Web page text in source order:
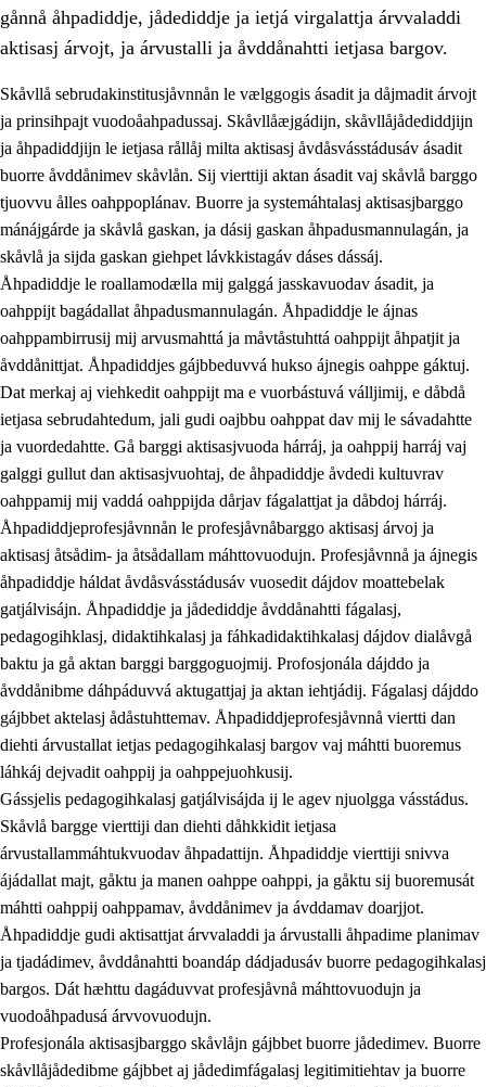
3. Prinsihpa skåvlå dåjmajda
3.1 Sebrudahtte oahppambirás
3.2 Åhpadibme ja hiebadum åhpadus
3.3 Aktisasjbarggo sijda ja skåvlå gaskan
3.4 Åhpadus åhpadusvidnudagán ja barggoiellemin
3.5 Profesjåvnåaktisasjvuohta ja skåvllååvddånibme
gånnå åhpadiddje, jådediddje ja ietjá virgalattja árvvaladdi
aktisasj árvojt, ja árvustalli ja åvddånahtti ietjasa bargov.
Skåvllå sebrudakinstitusjåvnnån le vælggogis ásadit ja dåjmadit árvojt
ja prinsihpajt vuodoåahpadussaj. Skåvllåæjgádijn, skåvllåjådediddjijn
ja åhpadiddjijn le ietjasa rållåj milta aktisasj åvdåsvásstádusáv ásadit
buorre åvddånimev skåvlån. Sij vierttiji aktan ásadit vaj skåvlå barggo
tjuovvu ålles oahppoplánav. Buorre ja systemáhtalasj aktisasjbarggo
mánájgárde ja skåvlå gaskan, ja dásij gaskan åhpadusmannulagán, ja
skåvlå ja sijda gaskan giehpet lávkkistagáv dáses dássáj.
Åhpadiddje le roallamodælla mij galggá jasskavuodav ásadit, ja
oahppijt bagádallat åhpadusmannulagán. Åhpadiddje le ájnas
oahppambirrusij mij arvusmahttá ja måvtåstuhttá oahppijt åhpatjit ja
åvddånittjat. Åhpadiddjes gájbbeduvvá hukso ájnegis oahppe gáktuj.
Dat merkaj aj viehkedit oahppijt ma e vuorbástuvá válljimij, e dåbdå
ietjasa sebrudahtedum, jali gudi oajbbu oahppat dav mij le sávadahtte
ja vuordedahtte. Gå barggi aktisasjvuoda hárráj, ja oahppij harráj vaj
galggi gullut dan aktisasjvuohtaj, de åhpadiddje åvdedi kultuvrav
oahppamij mij vaddá oahppijda dårjav fágalattjat ja dåbdoj hárráj.
Åhpadiddjeprofesjåvnnån le profesjåvnåbarggo aktisasj árvoj ja
aktisasj åtsådim- ja åtsådallam máhttovuodujn. Profesjåvnnå ja ájnegis
åhpadiddje háldat åvdåsvásstádusáv vuosedit dájdov moattebelak
gatjálvisájn. Åhpadiddje ja jådediddje åvddånahtti fágalasj,
pedagogihklasj, didaktihkalasj ja fáhkadidaktihkalasj dájdov dialåvgå
baktu ja gå aktan barggi barggoguojmij. Profosjonála dájddo ja
åvddånibme dáhpáduvvá aktugattjaj ja aktan iehtjádij. Fágalasj dájddo
gájbbet aktelasj ådåstuhttemav. Åhpadiddjeprofesjåvnnå viertti dan
diehti árvustallat ietjas pedagogihkalasj bargov vaj máhtti buoremus
láhkáj dejvadit oahppij ja oahppejuohkusij.
Gássjelis pedagogihkalasj gatjálvisájda ij le agev njuolgga vásstádus.
Skåvlå bargge vierttiji dan diehti dåhkkidit ietjasa
árvustallammáhtukvuodav åhpadattijn. Åhpadiddje vierttiji snivva
ájádallat majt, gåktu ja manen oahppe oahppi, ja gåktu sij buoremusát
máhtti oahppij oahppamav, åvddånimev ja ávddamav doarjjot.
Åhpadiddje gudi aktisattjat árvvaladdi ja árvustalli åhpadime planimav
ja tjadádimev, åvddånahtti boandáp dádjadusáv buorre pedagogihkalasj
bargos. Dát hæhttu dagáduvvat profesjåvnå máhttovuodujn ja
vuodoåhpadusá árvvovuodujn.
Profesjonála aktisasjbarggo skåvlåjn gájbbet buorre jådedimev. Buorre
skåvllåjådedibme gájbbet aj jådedimfágalasj legitimitiehtav ja buorre